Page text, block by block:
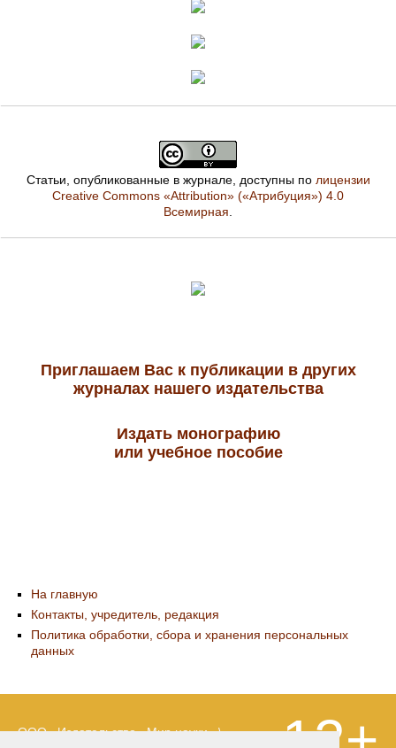
Статьи, опубликованные в журнале, доступны по лицензии
Creative Commons «Attribution» («Атрибуция») 4.0
Всемирная
Приглашаем Вас к публикации в других
журналах нашего издательства
Издать монографию
или учебное пособие
На главную
Контакты, учредитель, редакция
Политика обработки, сбора и хранения персональных
данных
ООО «Издательство «Мир науки» \